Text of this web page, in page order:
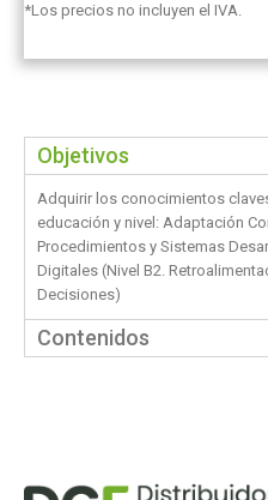
*Los precios no incluyen el IVA.
Objetivos
Adquirir los conocimientos
educación y nivel: Adaptación
Procedimientos y Sistemas
Digitales (Nivel B2.
Decisiones)
Contenidos